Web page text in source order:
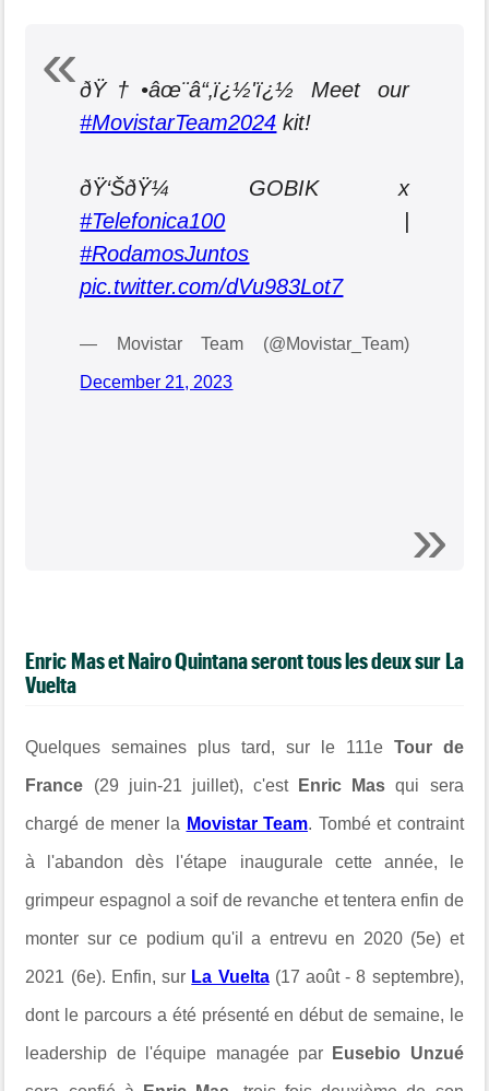
ðŸ†•âœ¨â“‚ï¿½'ï¿½ Meet our
#MovistarTeam2024 kit!
ðŸ‘ŠðŸ¼ GOBIK x
#Telefonica100
#RodamosJuntos
pic.twitter.com/dVu983Lot7
— Movistar Team (@Movistar_Team)
December 21, 2023
Enric Mas et Nairo Quintana seront tous les deux sur La
Vuelta
Quelques semaines plus tard, sur le 111e Tour de
France (29 juin-21 juillet), c'est Enric Mas qui sera
chargé de mener la Movistar Team. Tombé et contraint
à l'abandon dès l'étape inaugurale cette année, le
grimpeur espagnol a soif de revanche et tentera enfin de
monter sur ce podium qu'il a entrevu en 2020 (5e) et
2021 (6e). Enfin, sur La Vuelta (17 août - 8 septembre),
dont le parcours a été présenté en début de semaine, le
leadership de l'équipe managée par Eusebio Unzué